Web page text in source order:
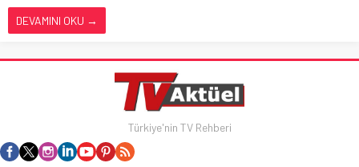
DEVAMINI OKU →
Türkiye'nin TV Rehberi